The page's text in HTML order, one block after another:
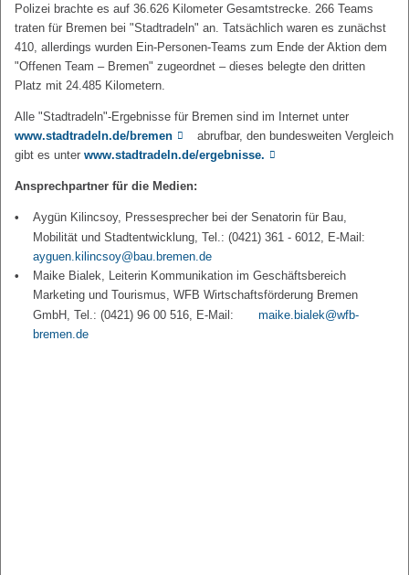
Polizei brachte es auf 36.626 Kilometer Gesamtstrecke. 266 Teams
traten für Bremen bei "Stadtradeln" an. Tatsächlich waren es zunächst
410, allerdings wurden Ein-Personen-Teams zum Ende der Aktion dem
"Offenen Team – Bremen" zugeordnet – dieses belegte den dritten
Platz mit 24.485 Kilometern.
Alle "Stadtradeln"-Ergebnisse für Bremen sind im Internet unter
www.stadtradeln.de/bremen
abrufbar, den bundesweiten Vergleich
gibt es unter www.stadtradeln.de/ergebnisse.
Ansprechpartner für die Medien:
Aygün Kilincsoy, Pressesprecher bei der Senatorin für Bau,
Mobilität und Stadtentwicklung, Tel.: (0421) 361 - 6012, E-Mail:
ayguen.kilincsoy@bau.bremen.de
Maike Bialek, Leiterin Kommunikation im Geschäftsbereich
Marketing und Tourismus, WFB Wirtschaftsförderung Bremen
GmbH, Tel.: (0421) 96 00 516, E-Mail:
maike.bialek@wfb-
bremen.de